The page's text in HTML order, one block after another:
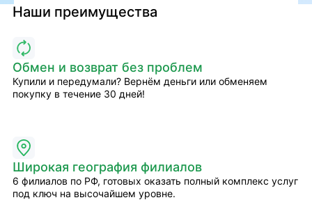
Наши преимущества
Обмен и возврат без проблем
Купили и передумали? Вернём деньги или обменяем
покупку в течение 30 дней!
Широкая география филиалов
6 филиалов по РФ, готовых оказать полный комплекс услуг
под ключ на высочайшем уровне.